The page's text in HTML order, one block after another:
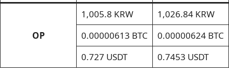
OP
1,005.8 KRW
1,026.84 KRW
0.00000613 BTC
0.00000624 BTC
0.727 USDT
0.7453 USDT